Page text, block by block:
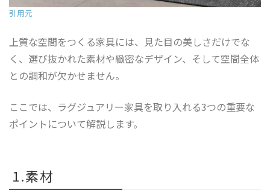
引用元
上質な空間をつくる家具には、見た目の美しさだけでな
く、選び抜かれた素材や緻密なデザイン、そして空間全体
との調和が欠かせません。
ここでは、ラグジュアリー家具を取り入れる3つの重要な
ポイントについて解説します。
1.素材